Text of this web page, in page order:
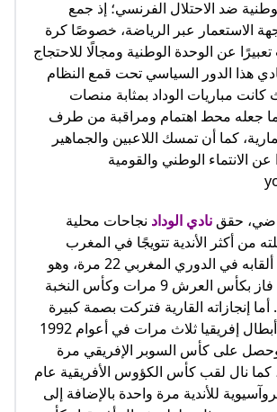
ضد الاحتلال الفرنسي؛ إذ جمع
الاستعمار عبر الرياضة، خصوصًا كرة
عن الوحدة الوطنية ومجالًا للاحتجاج
هذا الدور السياسي تحت قمع النظام
كانت مباريات الوداد بمثابة منصات
ما جعله محط اهتمام ومراقبة من طرف
كما أن تمسك اللاعبين والجماهير
عن الانتماء الوطني والقومية
حقق نادي الوداد نجاحات محلية
من أكثر الأندية تتويجًا في المغرب
وأفريقيا. بلغ عدد ألقابه في الدوري المغربي 22 مرة، وهو
رقم قياسي، كما فاز بكأس العرش 9 مرات وكأس النخبة
4 مرات. أما إنجازاته القارية فتركت بصمة كبيرة
حيث تُوج بدوري أبطال إفريقيا ثلاث مرات في أعوام 1992
و2022، وحصل على كأس السوبر الإفريقي مرة
في 2018، كما نال لقب كأس الكؤوس الأفريقية عام
للأندية مرة واحدة بالإضافة إلى